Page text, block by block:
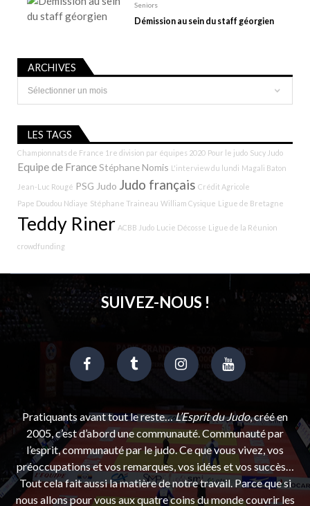
Seniors
Démission au sein du staff géorgien
ARCHIVES
Archives
LES TAGS
Championnats de France 1re division par équipes 2020 Pour le judo Sucy Judo
Equipe de FranceStéphane Nomis L'interview du lundi Magali Baton
Jean-Luc Rougé PSG Judo Judo français Crédit Agricole
Pape Doudou Ndiaye Stéphane Traineau William Cysique Ligue de Bretagne
Teddy Riner ACBB Judo Lucie Décosse Ligue de la Réunion
crowdfunding
SUIVEZ-NOUS !
Pratiquants avant tout le reste…L’Esprit du Judo, créé en
2005, c’est d’abord une communauté. Communauté par
l’esprit, communauté par le judo. Ce que vous vivez, vos
préoccupations et vos remarques, vos idées et vos succès…
Tout cela fait aussi la matière de notre travail. Parce que si
nous allons pour vous aux quatre coins du monde couvrir les